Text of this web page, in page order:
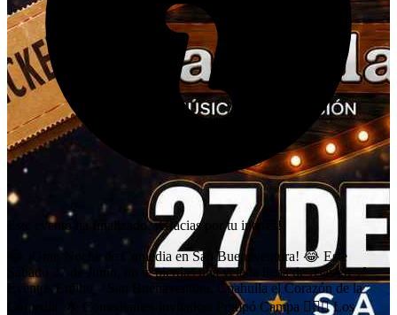
Este evento ha finalizado. ¡Gracias por tu interés!
😂 ¡Gran Noche de Comedia en San Buenaventura! 😂 Este
Sábado 27 de Junio, no te pierdas una velada llena de risas en 📍
Eventos Emilio – San Buenaventura, Coahuila el Corazón de la
Comedia. 🌟 Comediantes invitados: Pompó Campa 🤹🏻‍♂️ Los